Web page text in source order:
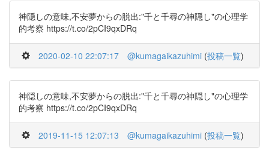
神隠しの意味,不安夢からの脱出:"千と千尋の神隠し"の心理学
的考察 https://t.co/2pCI9qxDRq
2020-02-10 22:07:17 @kumagaikazuhimi (投稿一覧)
神隠しの意味,不安夢からの脱出:"千と千尋の神隠し"の心理学
的考察 https://t.co/2pCI9qxDRq
2019-11-15 12:07:13 @kumagaikazuhimi (投稿一覧)